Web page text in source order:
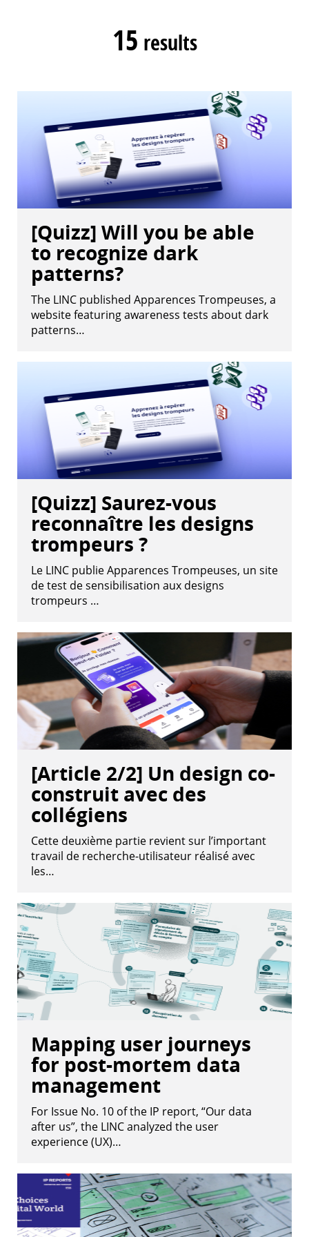
15 results
[Quizz] Will you be able
to recognize dark
patterns?
The LINC published Apparences Trompeuses, a
website featuring awareness tests about dark
patterns…
[Quizz] Saurez-vous
reconnaître les designs
trompeurs ?
Le LINC publie Apparences Trompeuses, un site
de test de sensibilisation aux designs
trompeurs …
[Article 2/2] Un design co-
construit avec des
collégiens
Cette deuxième partie revient sur l’important
travail de recherche-utilisateur réalisé avec
les…
Mapping user journeys
for post-mortem data
management
For Issue No. 10 of the IP report, “Our data
after us”, the LINC analyzed the user
experience (UX)…